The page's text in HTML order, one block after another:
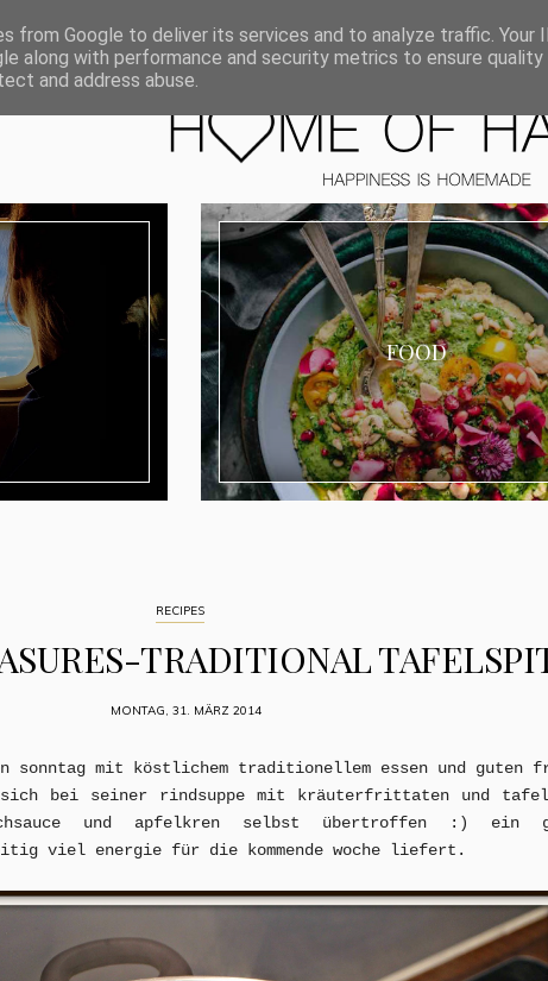
KATEGORIEN
FOOD
RECIPES
TRADITIONAL
MONTAG, 31. MÄRZ 2014
sonntag mit köstlichem traditionellem essen und guten
sich bei seiner rindsuppe mit kräuterfrittaten und
und apfelkren selbst übertroffen :) ein
viel energie für die kommende woche liefert.
from Google to deliver its services and to analyze traffic. Your
along with performance and security metrics to ensure
and address abuse.